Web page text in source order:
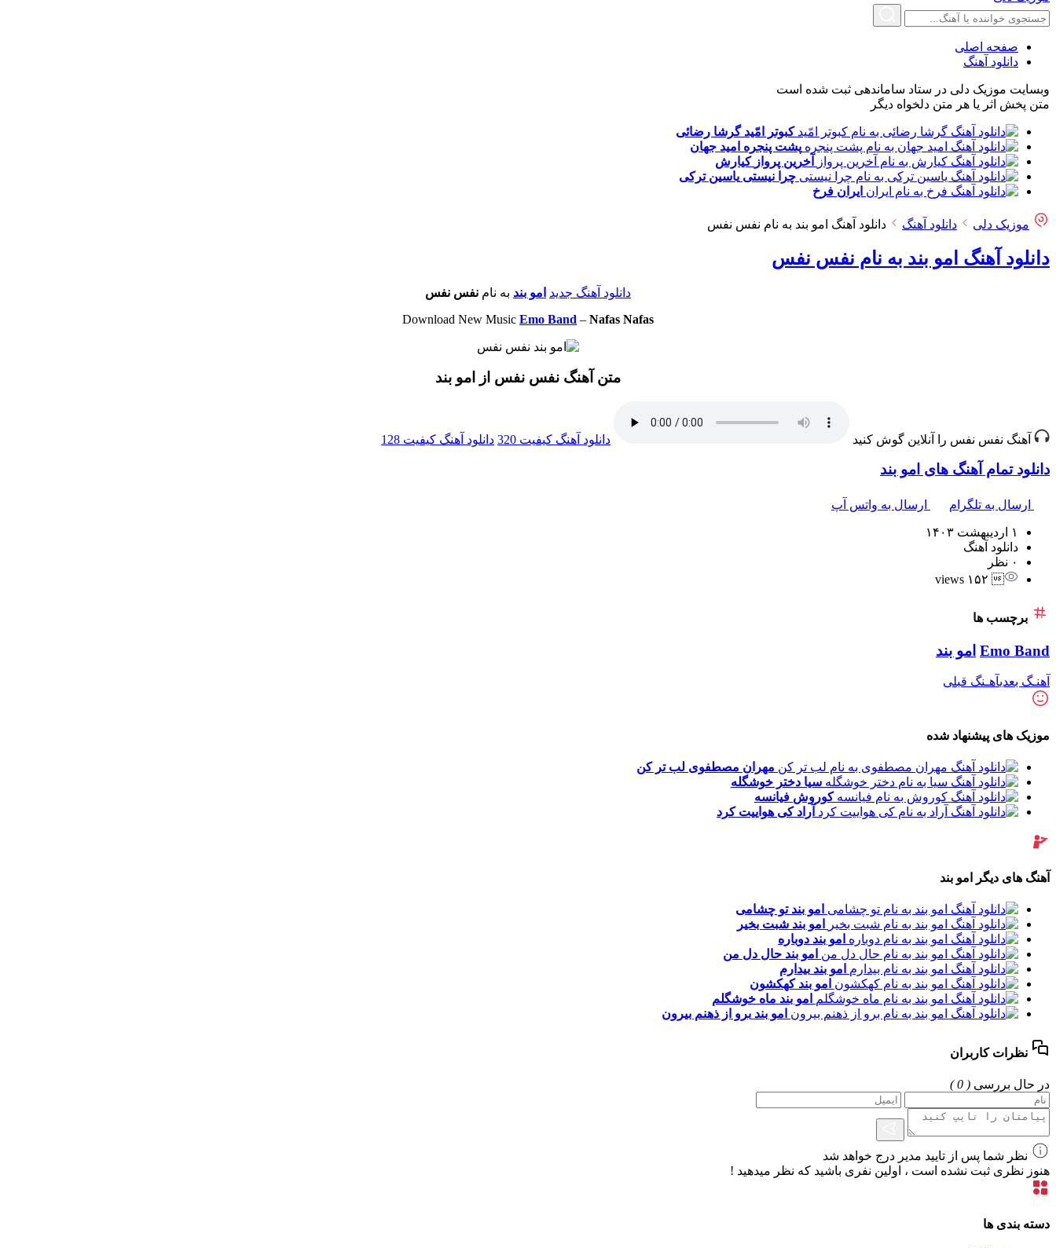
صفحه اصلی
دانلود آهنگ
وبسایت موزیک دلی در ستاد ساماندهی ثبت شده است
متن پخش اثر یا هر متن دلخواه دیگر
کبوتر امّید گرشا رضائی
پشت پنجره امید جهان
آخرین پرواز کیارش
چرا نیستی یاسین ترکی
ایران فرخ
موزیک دلی دانلود آهنگ دانلود آهنگ امو بند به نام نفس نفس
دانلود آهنگ امو بند به نام نفس نفس
دانلود آهنگ جدید امو بند به نام نفس نفس
Download New Music Emo Band – Nafas Nafas
متن آهنگ نفس نفس از امو بند
آهنگ نفس نفس را آنلاین گوش کنید دانلود آهنگ کیفیت 320 دانلود آهنگ کیفیت 128
دانلود تمام آهنگ های امو بند
ارسال به تلگرام ارسال به واتس آپ
۱ اردیبهشت ۱۴۰۳
دانلود آهنگ
۰ نظر
۱۵۲ views
برچسب ها
Emo Band امو بند
آهنـگ بعدیآهـنگ قبلی
موزیک های پیشنهاد شده
مهران مصطفوی لب تر کن
سیا دختر خوشگله
کوروش فیانسه
آراد کی هواییت کرد
آهنگ های دیگر امو بند
امو بند تو چشامی
امو بند شبت بخیر
امو بند دوباره
امو بند حال دل من
امو بند بیدارم
امو بند کهکشون
امو بند ماه خوشگلم
امو بند برو از ذهنم بیرون
نظرات کاربران
در حال بررسی ( 0 )
نظر شما پس از تایید مدیر درج خواهد شد
هنوز نظری ثبت نشده است ، اولین نفری باشید که نظر میدهید !
دسته بندی ها